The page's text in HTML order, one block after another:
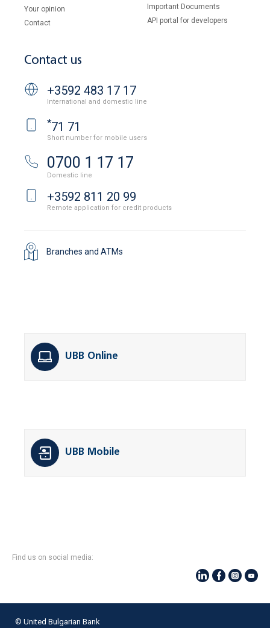
Your opinion
Contact
Important Documents
API portal for developers
Contact us
+3592 483 17 17
International and domestic line
*71 71
Short number for mobile users
0700 1 17 17
Domestic line
+3592 811 20 99
Remote application for credit products
Branches and ATMs
UBB Online
UBB Mobile
Find us on social media:
© United Bulgarian Bank